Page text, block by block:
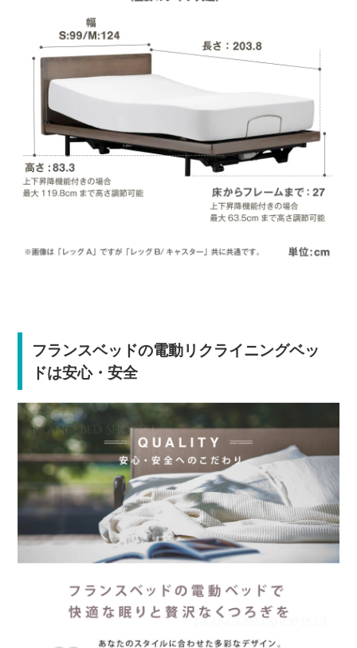
フランスベッドの電動リクライニングベッ
ドは安心・安全